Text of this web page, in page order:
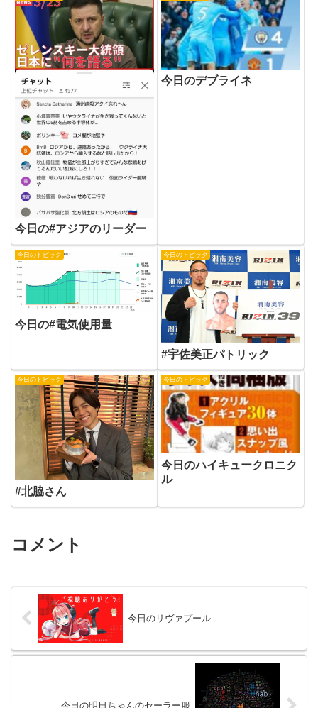
今日の#アジアのリーダー
今日のデブライネ
今日のトピック
今日の#電気使用量
今日のトピック
#宇佐美正パトリック
今日のトピック
#北脇さん
今日のトピック
今日のハイキュークロニク
ル
コメント
今日のリヴァプール
今日の明日ちゃんのセーラー服